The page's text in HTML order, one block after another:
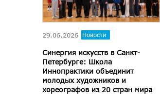
29.06.2026 Новости
Синергия искусств в Санкт-
Петербурге: Школа
Иннопрактики объединит
молодых художников и
хореографов из 20 стран мира